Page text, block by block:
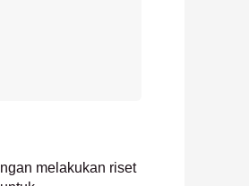
melakukan riset